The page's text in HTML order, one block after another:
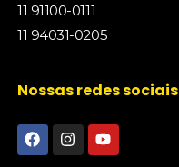
11 91100-0111
11 94031-0205
Nossas redes sociais